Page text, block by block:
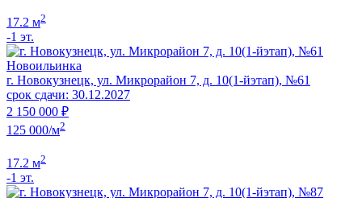
17.2 м2
-1 эт.
Новоильинка
г. Новокузнецк, ул. Микрорайон 7, д. 10(1-йэтап), №61
срок сдачи: 30.12.2027
2 150 000 ₽
125 000/м2
17.2 м2
-1 эт.